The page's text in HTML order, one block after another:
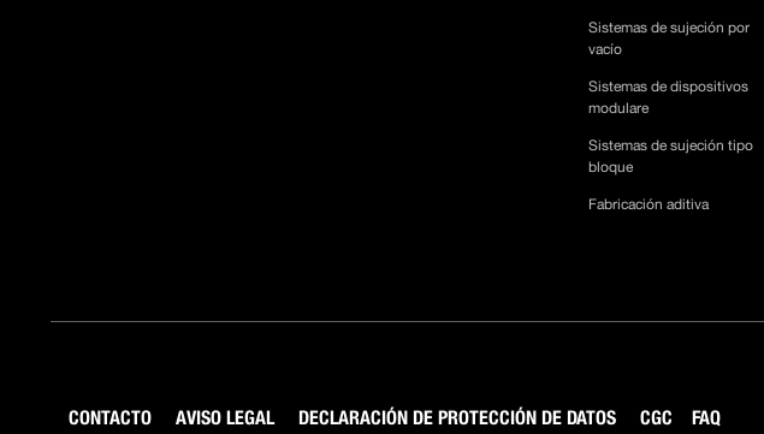
Sistemas de sujeción por
vacío
Sistemas de dispositivos
modulare
Sistemas de sujeción tipo
bloque
Fabricación aditiva
CONTACTO AVISO LEGAL DECLARACIÓN DE PROTECCIÓN DE DATOS CGC FAQ